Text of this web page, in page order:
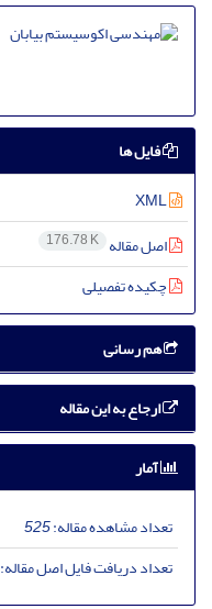
فایل ها
اصل مقاله 176.78 K
چکیده تفصیلی
هم رسانی
ارجاع به این مقاله
آمار
تعداد مشاهده مقاله:525
تعداد دریافت فایل اصل مقاله: